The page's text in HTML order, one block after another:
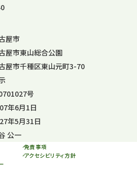
屋市
屋市東山総合公園
屋市千種区東山元町3-70
号
年6月1日
年5月31日
公一
免責事項
アクセシビリティ方針